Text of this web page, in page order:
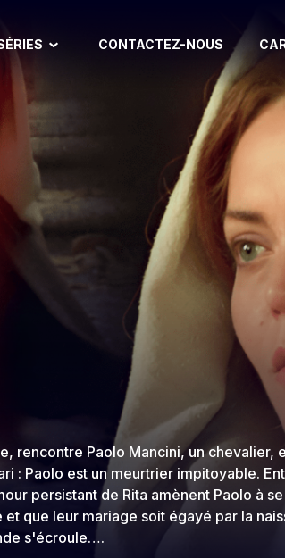
CLASSIQUE DU
COURT MÉTRAGE
DRAME
ADOLESCENT
ENFANT
CONTACTEZ-NOUS
rencontre Paolo Mancini, un chevalier,
: Paolo est un meurtrier impitoyable.
persistant de Rita amènent Paolo à
que leur mariage soit égayé par la
s'écroule….